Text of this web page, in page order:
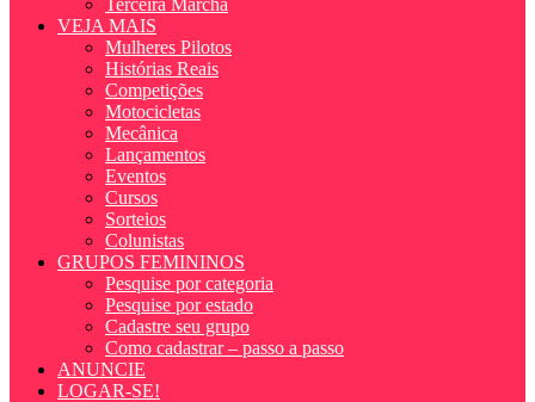
Terceira Marcha
VEJA MAIS
Mulheres Pilotos
Histórias Reais
Competições
Motocicletas
Mecânica
Lançamentos
Eventos
Cursos
Sorteios
Colunistas
GRUPOS FEMININOS
Pesquise por categoria
Pesquise por estado
Cadastre seu grupo
Como cadastrar – passo a passo
ANUNCIE
LOGAR-SE!